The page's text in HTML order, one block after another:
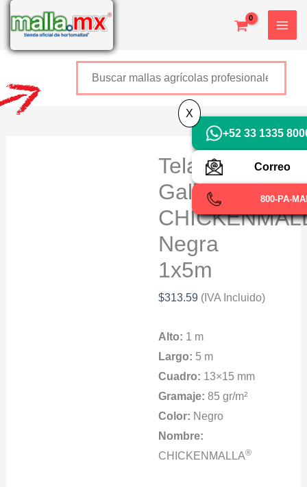
contenido
Tela
Gallinera
Negra
1x5m
$313.59 (IVA Incluido)
Alto: 1 m
Largo: 5 m
Cuadro: 13×15 mm
Gramaje: 85 gr/m²
Color: Negro
Nombre:
CHICKENMALLA®
+52 800 726 2552
+52 33 1335
Correo
800-PA-
X